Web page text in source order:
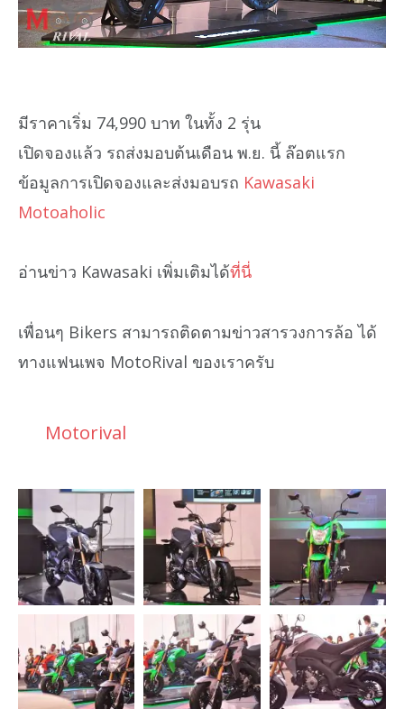
มีราคาเริ่ม 74,990 บาท ในทั้ง 2 รุ่น
เปิดจองแล้ว รถส่งมอบต้นเดือน พ.ย. นี้ ล๊อตแรก
ข้อมูลการเปิดจองและส่งมอบรถ Kawasaki
Motoaholic
อ่านข่าว Kawasaki เพิ่มเติมได้ที่นี่
เพื่อนๆ Bikers สามารถติดตามข่าวสารวงการล้อ ได้
ทางแฟนเพจ MotoRival ของเราครับ
Motorival